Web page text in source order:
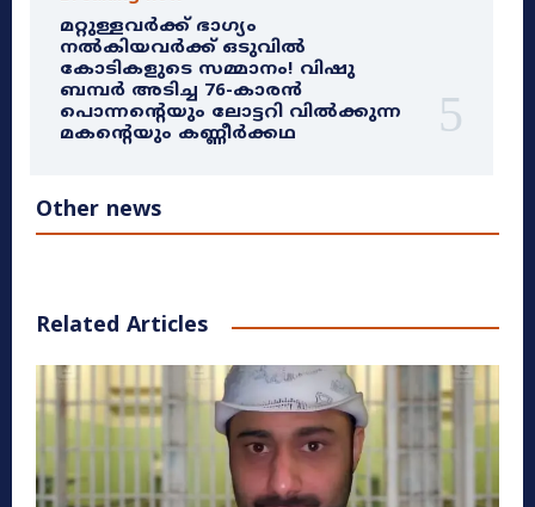
മറ്റുള്ളവർക്ക് ഭാഗ്യം
നൽകിയവർക്ക് ഒടുവിൽ
കോടികളുടെ സമ്മാനം! വിഷു
ബമ്പർ അടിച്ച 76-കാരൻ
പൊന്നന്റെയും ലോട്ടറി വിൽക്കുന്ന
മകന്റെയും കണ്ണീർക്കഥ
Other news
Related Articles